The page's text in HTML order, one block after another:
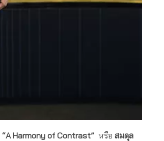
“A Harmony of Contrast” หรือ สมดุล